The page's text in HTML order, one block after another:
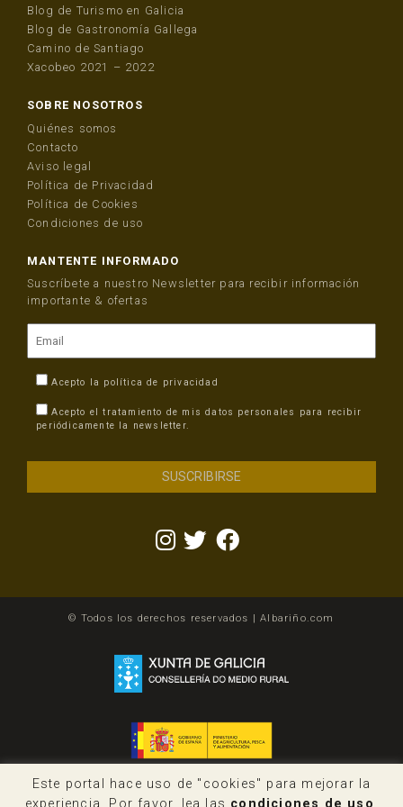
Blog de Turismo en Galicia
Blog de Gastronomía Gallega
Camino de Santiago
Xacobeo 2021 – 2022
SOBRE NOSOTROS
Quiénes somos
Contacto
Aviso legal
Política de Privacidad
Política de Cookies
Condiciones de uso
MANTENTE INFORMADO
Suscríbete a nuestro Newsletter para recibir información
importante & ofertas
Acepto la política de privacidad
Acepto el tratamiento de mis datos personales para recibir
periódicamente la newsletter.
© Todos los derechos reservados | Albariño.com
Este portal hace uso de "cookies" para mejorar la
experiencia. Por favor, lea las condiciones de uso